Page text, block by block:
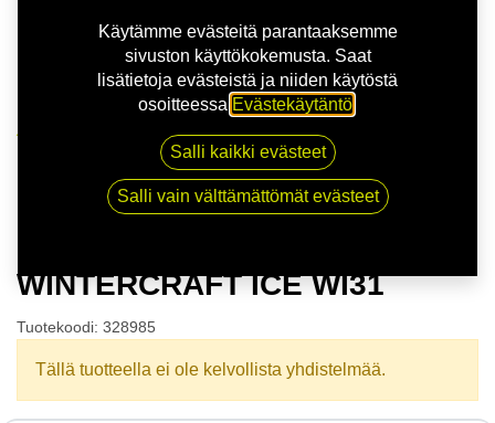
165/65R14 79T MARSHAL WINTERCRAFT ICE WI31
WINTERCRAFT ICE WI31
Tuotekoodi: 328985
Tällä tuotteella ei ole kelvollista yhdistelmää.
Käytämme evästeitä parantaaksemme
sivuston käyttökokemusta. Saat
lisätietoja evästeistä ja niiden käytöstä
osoitteessa Evästekäytäntö
Salli kaikki evästeet
Salli vain välttämättömät evästeet